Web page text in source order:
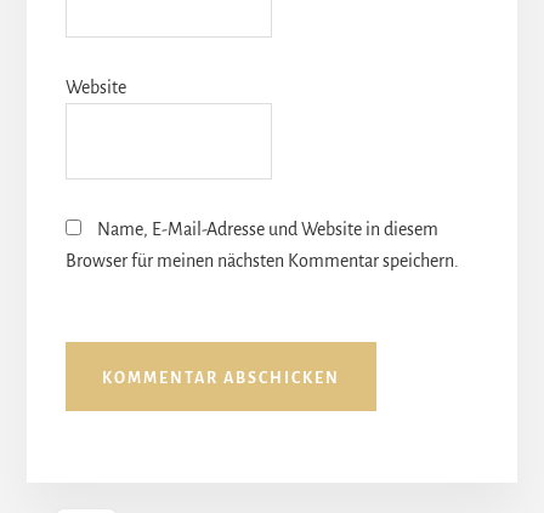
Website
Name, E-Mail-Adresse und Website in diesem
Browser für meinen nächsten Kommentar speichern.